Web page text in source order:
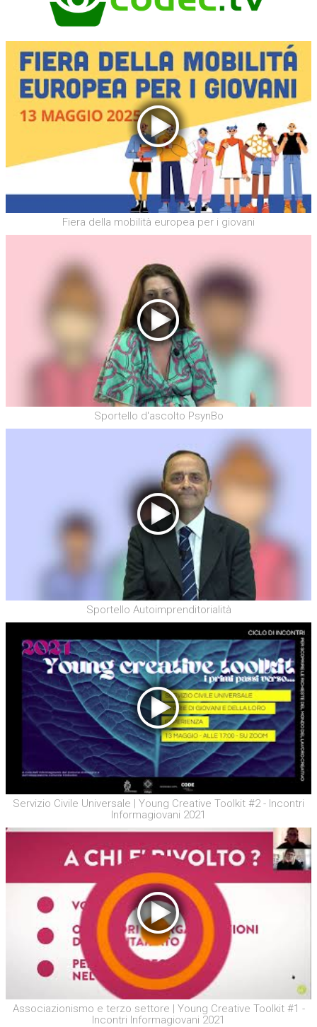
Fiera della mobilità europea per i giovani
Sportello d'ascolto PsynBo
Sportello Autoimprenditorialità
Servizio Civile Universale | Young Creative Toolkit #2 - Incontri
Informagiovani 2021
Associazionismo e terzo settore | Young Creative Toolkit #1 -
Incontri Informagiovani 2021